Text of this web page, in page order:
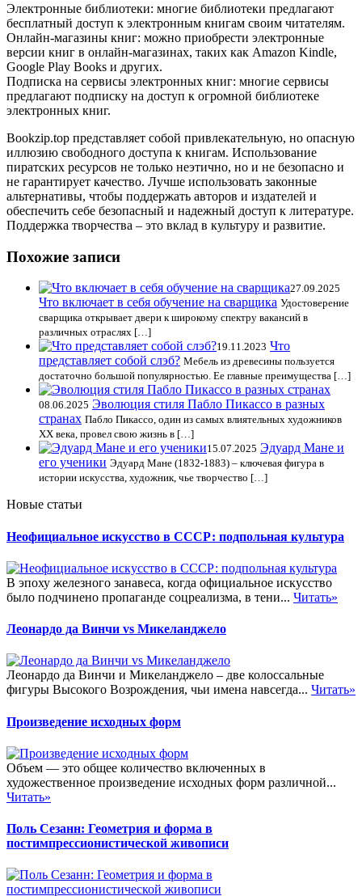
Электронные библиотеки: многие библиотеки предлагают
бесплатный доступ к электронным книгам своим читателям.
Онлайн-магазины книг: можно приобрести электронные
версии книг в онлайн-магазинах, таких как Amazon Kindle,
Google Play Books и других.
Подписка на сервисы электронных книг: многие сервисы
предлагают подписку на доступ к огромной библиотеке
электронных книг.
Bookzip.top представляет собой привлекательную, но опасную
иллюзию свободного доступа к книгам. Использование
пиратских ресурсов не только неэтично, но и не безопасно и
не гарантирует качество. Лучше использовать законные
альтернативы, чтобы поддержать авторов и издателей и
обеспечить себе безопасный и надежный доступ к литературе.
Поддержка творчества – это вклад в культуру и развитие.
Похожие записи
27.09.2025
Что включает в себя обучение на сварщика Удостоверение
сварщика открывает двери к широкому спектру вакансий в
различных отраслях […]
19.11.2023 Что
представляет собой слэб? Мебель из древесины пользуется
достаточно большой популярностью. Ее главные преимущества […]
08.06.2025 Эволюция стиля Пабло Пикассо в разных
странах Пабло Пикассо, один из самых влиятельных художников
XX века, провел свою жизнь в […]
15.07.2025 Эдуард Мане и
его ученики Эдуард Мане (1832-1883) – ключевая фигура в
истории искусства, художник, чье творчество […]
Новые статьи
Неофициальное искусство в СССР: подпольная культура
В эпоху железного занавеса, когда официальное искусство
было подчинено пропаганде соцреализма, в тени... Читать»
Леонардо да Винчи vs Микеланджело
Леонардо да Винчи и Микеланджело – две колоссальные
фигуры Высокого Возрождения, чьи имена навсегда... Читать»
Произведение исходных форм
Объем — это общее количество включенных в
художественное произведение исходных форм различной...
Читать»
Поль Сезанн: Геометрия и форма в
постимпрессионистической живописи